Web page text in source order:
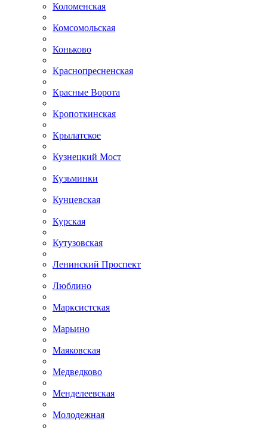
Коломенская
Комсомольская
Коньково
Краснопресненская
Красные Ворота
Кропоткинская
Крылатское
Кузнецкий Мост
Кузьминки
Кунцевская
Курская
Кутузовская
Ленинский Проспект
Люблино
Марксистская
Марьино
Маяковская
Медведково
Менделеевская
Молодежная